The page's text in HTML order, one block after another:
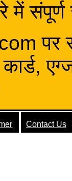
में
पर
Contact Us